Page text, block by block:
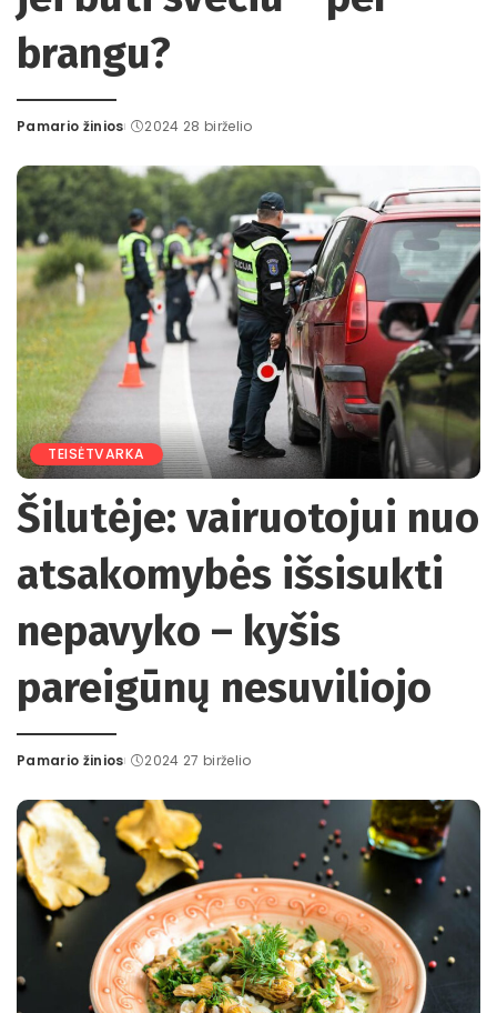
brangu?
Posted
Pamario žinios 2024 28 birželio
TEISĖTVARKA
Šilutėje: vairuotojui nuo
atsakomybės išsisukti
nepavyko – kyšis
pareigūnų nesuviliojo
Posted
Pamario žinios 2024 27 birželio